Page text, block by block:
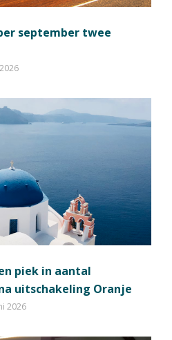
september twee
piek in aantal
uitschakeling Oranje
2026